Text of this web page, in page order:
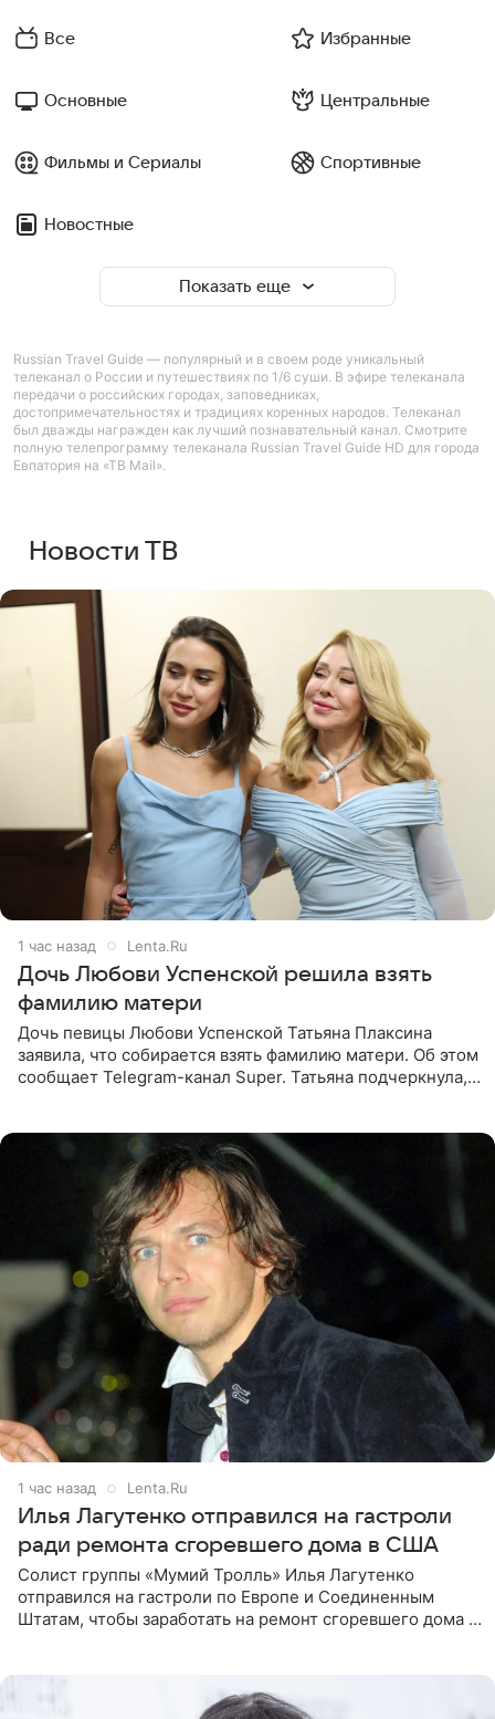
Все Избранные
Основные Центральные
Фильмы и Сериалы Спортивные
Новостные
Показать еще
Russian Travel Guide — популярный и в своем роде уникальный
телеканал о России и путешествиях по 1/6 суши. В эфире телеканала
передачи о российских городах, заповедниках,
достопримечательностях и традициях коренных народов. Телеканал
был дважды награжден как лучший познавательный канал. Смотрите
полную телепрограмму телеканала Russian Travel Guide HD для города
Евпатория на «ТВ Mail».
Новости ТВ
1 час назад Lenta.Ru
Дочь Любови Успенской решила взять
фамилию матери
Дочь певицы Любови Успенской Татьяна Плаксина
заявила, что собирается взять фамилию матери. Об этом
сообщает Telegram-канал Super. Татьяна подчеркнула,
1 час назад Lenta.Ru
Илья Лагутенко отправился на гастроли
ради ремонта сгоревшего дома в США
Солист группы «Мумий Тролль» Илья Лагутенко
отправился на гастроли по Европе и Соединенным
Штатам, чтобы заработать на ремонт сгоревшего дома в